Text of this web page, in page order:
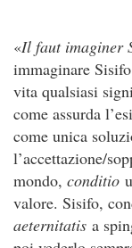
«Il faut imaginer
immaginare
vita qualsiasi
come assurda
come unica
l’accettazione/
mondo, conditio
valore. Sisifo,
aeternitatis a